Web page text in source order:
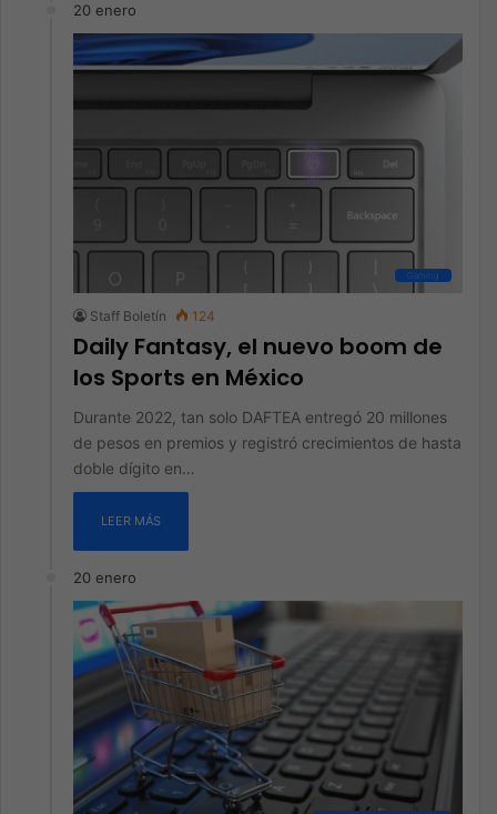
20 enero
Gaming
Staff Boletín 124
Daily Fantasy, el nuevo boom de
los Sports en México
Durante 2022, tan solo DAFTEA entregó 20 millones
de pesos en premios y registró crecimientos de hasta
doble dígito en…
LEER MÁS
20 enero